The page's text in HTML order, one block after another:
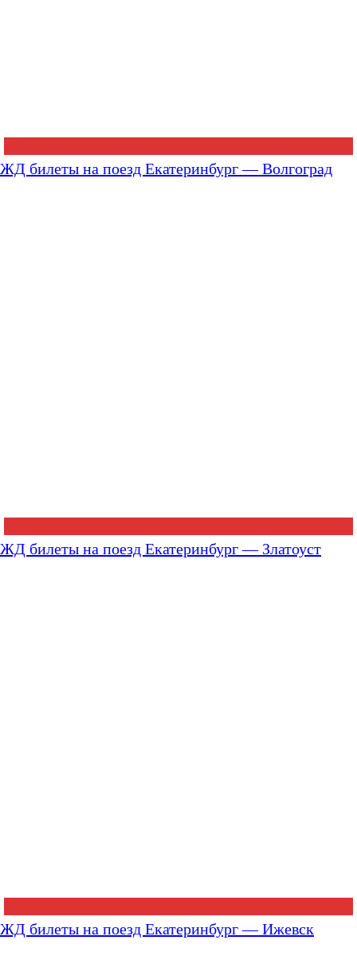
ЖД билеты на поезд Екатеринбург — Волгоград
ЖД билеты на поезд Екатеринбург — Златоуст
ЖД билеты на поезд Екатеринбург — Ижевск